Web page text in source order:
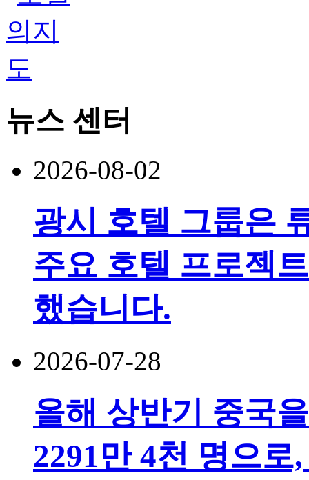
뉴스 센터
2026-08-02
광시 호텔 그룹은
주요 호텔 프로젝
했습니다.
2026-07-28
올해 상반기 중국
2291만 4천 명으